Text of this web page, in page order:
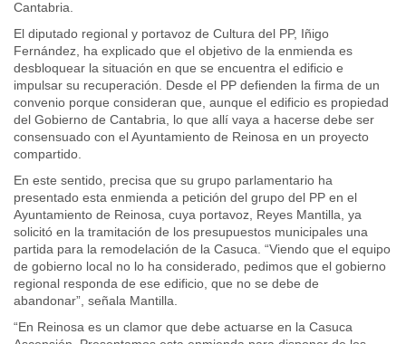
Cantabria.
El diputado regional y portavoz de Cultura del PP, Iñigo
Fernández, ha explicado que el objetivo de la enmienda es
desbloquear la situación en que se encuentra el edificio e
impulsar su recuperación. Desde el PP defienden la firma de un
convenio porque consideran que, aunque el edificio es propiedad
del Gobierno de Cantabria, lo que allí vaya a hacerse debe ser
consensuado con el Ayuntamiento de Reinosa en un proyecto
compartido.
En este sentido, precisa que su grupo parlamentario ha
presentado esta enmienda a petición del grupo del PP en el
Ayuntamiento de Reinosa, cuya portavoz, Reyes Mantilla, ya
solicitó en la tramitación de los presupuestos municipales una
partida para la remodelación de la Casuca. “Viendo que el equipo
de gobierno local no lo ha considerado, pedimos que el gobierno
regional responda de ese edificio, que no se debe de
abandonar”, señala Mantilla.
“En Reinosa es un clamor que debe actuarse en la Casuca